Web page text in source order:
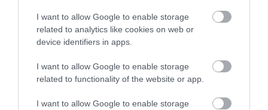
I want to allow Google to enable storage
related to analytics like cookies on web or
device identifiers in apps.
I want to allow Google to enable storage
related to functionality of the website or app.
I want to allow Google to enable storage
σκάφος τουριστών – Δείτε βίντεο
07.08.2026 | 11:30
Συναγερμός στην Εύβοια: Στιγμές
αγωνίας για ιστιοφόρο με ξένους
07.08.2026 | 11:15
Πώς θα πληρωθούν
Αυγούστου
επικίνδυνες εβδομάδες
του ελληνικού
καλοκαιριού για